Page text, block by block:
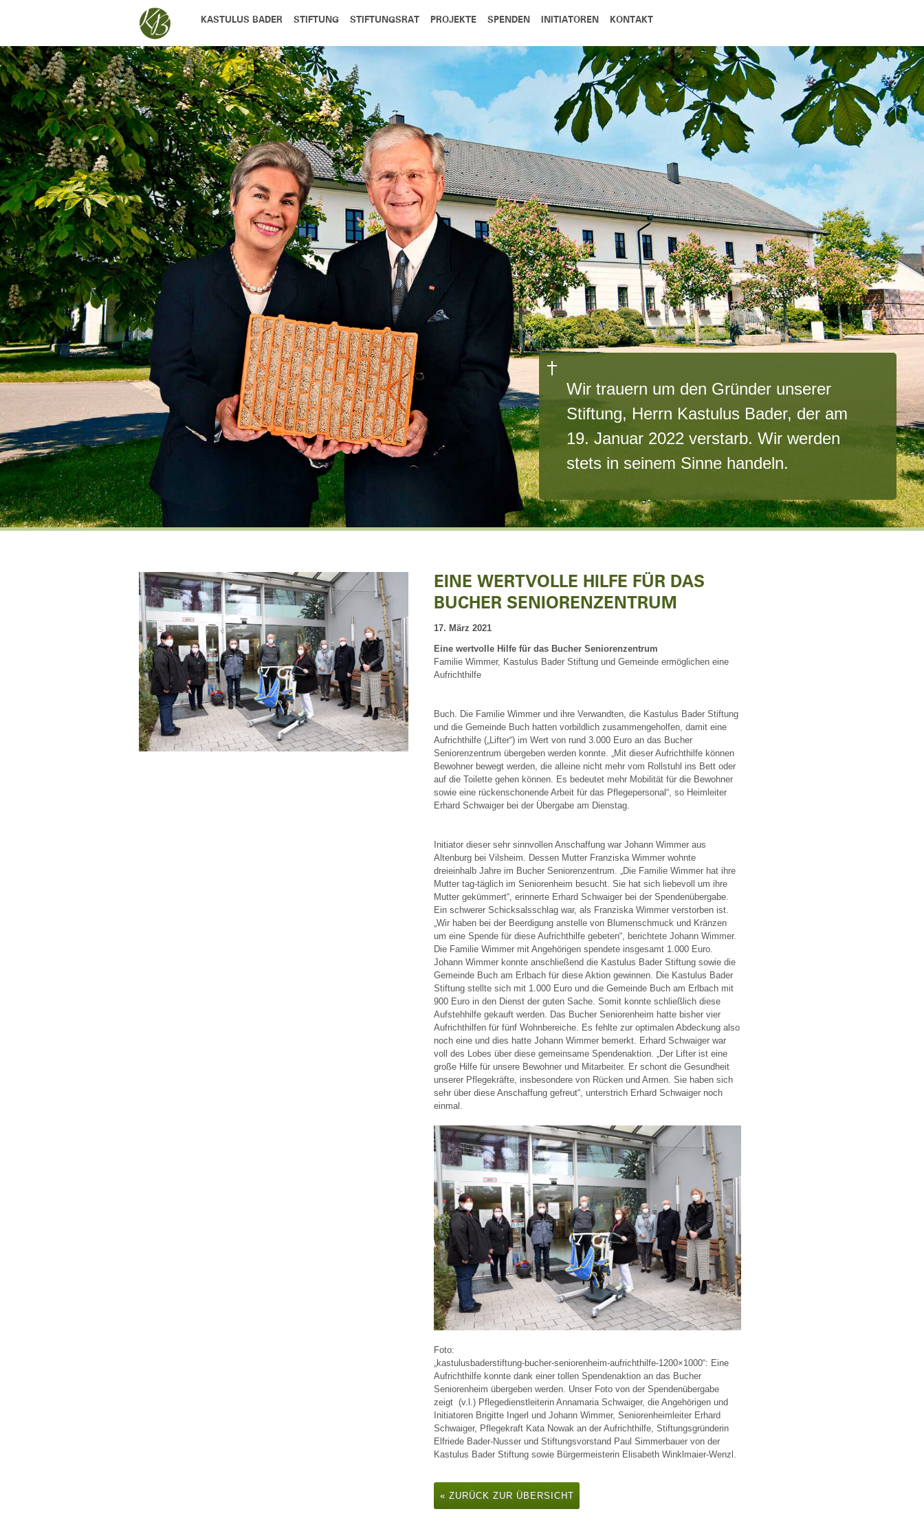
KASTULUS BADER STIFTUNG STIFTUNGSRAT PROJEKTE SPENDEN INITIATOREN KONTAKT
Wir trauern um den Gründer unserer
Stiftung, Herrn Kastulus Bader, der am
19. Januar 2022 verstarb. Wir werden
stets in seinem Sinne handeln.
EINE WERTVOLLE HILFE FÜR DAS
BUCHER SENIORENZENTRUM
17. März 2021
Eine wertvolle Hilfe für das Bucher Seniorenzentrum
Familie Wimmer, Kastulus Bader Stiftung und Gemeinde ermöglichen eine
Aufrichthilfe
Buch. Die Familie Wimmer und ihre Verwandten, die Kastulus Bader Stiftung
und die Gemeinde Buch hatten vorbildlich zusammengeholfen, damit eine
Aufrichthilfe („Lifter“) im Wert von rund 3.000 Euro an das Bucher
Seniorenzentrum übergeben werden konnte. „Mit dieser Aufrichthilfe können
Bewohner bewegt werden, die alleine nicht mehr vom Rollstuhl ins Bett oder
auf die Toilette gehen können. Es bedeutet mehr Mobilität für die Bewohner
sowie eine rückenschonende Arbeit für das Pflegepersonal“, so Heimleiter
Erhard Schwaiger bei der Übergabe am Dienstag.
Initiator dieser sehr sinnvollen Anschaffung war Johann Wimmer aus
Altenburg bei Vilsheim. Dessen Mutter Franziska Wimmer wohnte
dreieinhalb Jahre im Bucher Seniorenzentrum. „Die Familie Wimmer hat ihre
Mutter tag-täglich im Seniorenheim besucht. Sie hat sich liebevoll um ihre
Mutter gekümmert“, erinnerte Erhard Schwaiger bei der Spendenübergabe.
Ein schwerer Schicksalsschlag war, als Franziska Wimmer verstorben ist.
„Wir haben bei der Beerdigung anstelle von Blumenschmuck und Kränzen
um eine Spende für diese Aufrichthilfe gebeten“, berichtete Johann Wimmer.
Die Familie Wimmer mit Angehörigen spendete insgesamt 1.000 Euro.
Johann Wimmer konnte anschließend die Kastulus Bader Stiftung sowie die
Gemeinde Buch am Erlbach für diese Aktion gewinnen. Die Kastulus Bader
Stiftung stellte sich mit 1.000 Euro und die Gemeinde Buch am Erlbach mit
900 Euro in den Dienst der guten Sache. Somit konnte schließlich diese
Aufstehhilfe gekauft werden. Das Bucher Seniorenheim hatte bisher vier
Aufrichthilfen für fünf Wohnbereiche. Es fehlte zur optimalen Abdeckung also
noch eine und dies hatte Johann Wimmer bemerkt. Erhard Schwaiger war
voll des Lobes über diese gemeinsame Spendenaktion. „Der Lifter ist eine
große Hilfe für unsere Bewohner und Mitarbeiter. Er schont die Gesundheit
unserer Pflegekräfte, insbesondere von Rücken und Armen. Sie haben sich
sehr über diese Anschaffung gefreut“, unterstrich Erhard Schwaiger noch
einmal.
Foto:
„kastulusbaderstiftung-bucher-seniorenheim-aufrichthilfe-1200×1000“: Eine
Aufrichthilfe konnte dank einer tollen Spendenaktion an das Bucher
Seniorenheim übergeben werden. Unser Foto von der Spendenübergabe
zeigt (v.l.) Pflegedienstleiterin Annamaria Schwaiger, die Angehörigen und
Initiatoren Brigitte Ingerl und Johann Wimmer, Seniorenheimleiter Erhard
Schwaiger, Pflegekraft Kata Nowak an der Aufrichthilfe, Stiftungsgründerin
Elfriede Bader-Nusser und Stiftungsvorstand Paul Simmerbauer von der
Kastulus Bader Stiftung sowie Bürgermeisterin Elisabeth Winklmaier-Wenzl.
« ZURÜCK ZUR ÜBERSICHT